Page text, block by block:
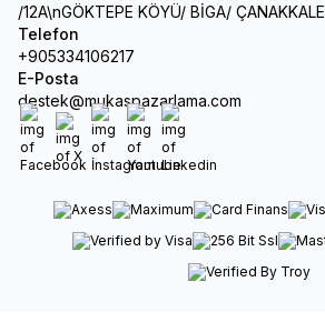
/12A\nGÖKTEPE KÖYÜ/ BİGA/ ÇANAKKALE
Telefon
+905334106217
E-Posta
destek@mukaspazarlama.com
Facebook
X İnstagram
Youtube